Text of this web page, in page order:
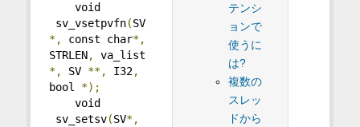
テンシ
ョンで
使うに
は?
複数の
スレッ
ドから
void
sv_vsetpvfn(SV
*,
const char*,
STRLEN,
*,
SV **, I32,
bool *);
void
sv_setsv(SV*,